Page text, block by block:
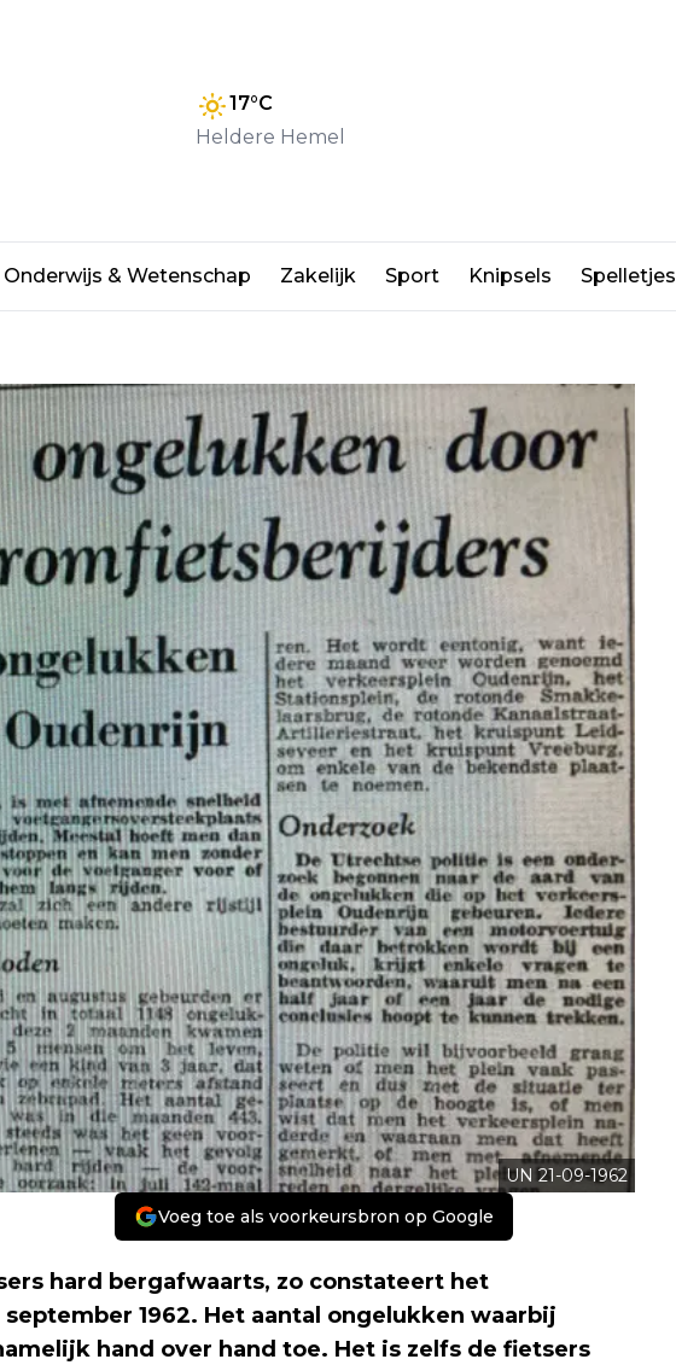
17°C
Heldere Hemel
Onderwijs & Wetenschap Zakelijk Sport Knipsels Spelletjes
aantal ongelukken met
UN 21-09-1962
Voeg toe als voorkeursbron op Google
hard bergafwaarts, zo constateert het
september 1962. Het aantal ongelukken waarbij
hand over hand toe. Het is zelfs de fietsers